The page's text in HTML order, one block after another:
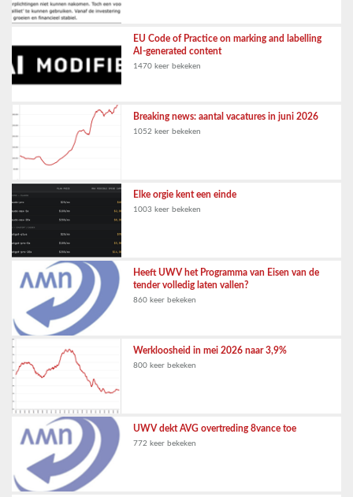
EU Code of Practice on marking and labelling
AI-generated content
1470 keer bekeken
Breaking news: aantal vacatures in juni 2026
1052 keer bekeken
Elke orgie kent een einde
1003 keer bekeken
Heeft UWV het Programma van Eisen van de
tender volledig laten vallen?
860 keer bekeken
Werkloosheid in mei 2026 naar 3,9%
800 keer bekeken
UWV dekt AVG overtreding 8vance toe
772 keer bekeken